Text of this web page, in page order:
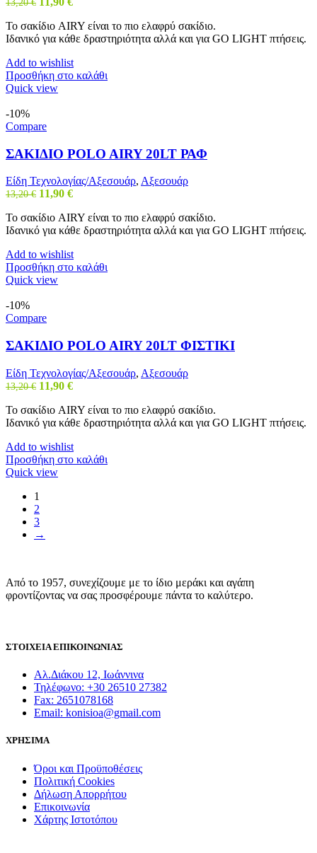
was:
13,20 €.
τιμή
είναι:
Το σακίδιο AIRY είναι το πιο ελαφρύ σακίδιο.
Ιδανικό για κάθε δραστηριότητα αλλά και για GO LIGHT πτήσεις.
Add to wishlist
Προσθήκη στο καλάθι
Quick view
-10%
Compare
ΣΑΚΙΔΙΟ POLO AIRY 20LT ΡΑΦ
Είδη Τεχνολογίας/Αξεσουάρ, Αξεσουάρ
13,20€ Original
was:
13,20 €.
11,90 €Η
τιμή
είναι:
Το σακίδιο AIRY είναι το πιο ελαφρύ σακίδιο.
Ιδανικό για κάθε δραστηριότητα αλλά και για GO LIGHT πτήσεις.
Add to wishlist
Προσθήκη στο καλάθι
Quick view
-10%
Compare
ΣΑΚΙΔΙΟ POLO AIRY 20LT ΦΙΣΤΙΚΙ
Είδη Τεχνολογίας/Αξεσουάρ, Αξεσουάρ
13,20€ Original
was:
13,20 €.
11,90 €Η
τιμή
είναι:
Το σακίδιο AIRY είναι το πιο ελαφρύ σακίδιο.
Ιδανικό για κάθε δραστηριότητα αλλά και για GO LIGHT πτήσεις.
Add to wishlist
Προσθήκη στο καλάθι
Quick view
1
2
3
→
Από το 1957, συνεχίζουμε με το ίδιο μεράκι και αγάπη
φροντίζοντας να σας προσφέρουμε πάντα το καλύτερο.
ΣΤΟΙΧΕΙΑ ΕΠΙΚΟΙΝΩΝΙΑΣ
Αλ.Διάκου 12, Ιωάννινα
Τηλέφωνο: +30 26510 27382
Fax: 2651078168
Email: konisioa@gmail.com
ΧΡΗΣΙΜΑ
Όροι και Προϋποθέσεις
Πολιτική Cookies
Δήλωση Απορρήτου
Επικοινωνία
Χάρτης Ιστοτόπου